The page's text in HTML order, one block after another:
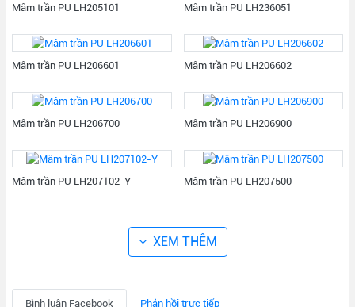
Mâm trần PU LH205101 Mâm trần PU LH236051
Mâm trần PU LH206601 Mâm trần PU LH206602
Mâm trần PU LH206700 Mâm trần PU LH206900
Mâm trần PU LH207102-Y Mâm trần PU LH207500
XEM THÊM
Bình luận Facebook Phản hồi trực tiếp